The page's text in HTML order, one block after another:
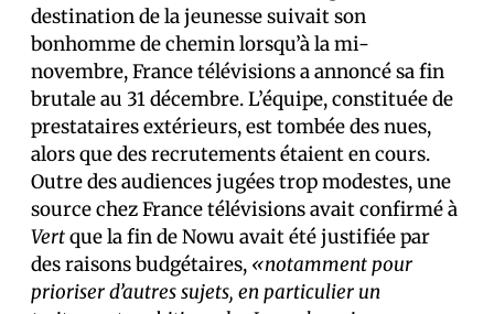
destination de la jeunesse suivait son
bonhomme de chemin lorsqu’à la mi-
novembre, France télévisions a annoncé sa fin
brutale au 31 décembre. L’équipe, constituée de
prestataires extérieurs, est tombée des nues,
alors que des recrutements étaient en cours.
Outre des audiences jugées trop modestes, une
source chez France télévisions avait confirmé à
Vertque la fin de Nowu avait été justifiée par
des raisons budgétaires, «notamment pour
prioriser d’autres sujets, en particulier un